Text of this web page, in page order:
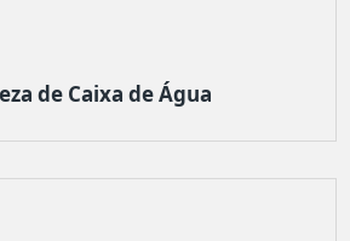
de Caixa de Água